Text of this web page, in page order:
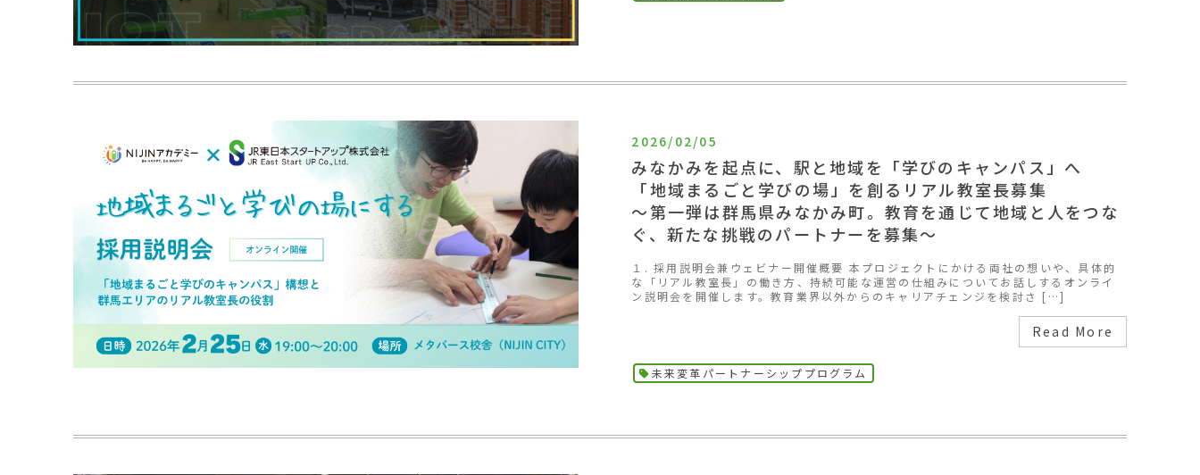
2026/02/05
みなかみを起点に、駅と地域を「学びのキャンパス」へ
「地域まるごと学びの場」を創るリアル教室長募集
～第一弾は群馬県みなかみ町。教育を通じて地域と人をつな
ぐ、新たな挑戦のパートナーを募集～
１. 採用説明会兼ウェビナー開催概要 本プロジェクトにかける両社の想いや、具体的
な「リアル教室長」の働き方、持続可能な運営の仕組みについてお話しするオンライ
ン説明会を開催します。教育業界以外からのキャリアチェンジを検討さ […]
Read More
未来変革パートナーシッププログラム